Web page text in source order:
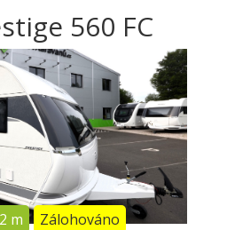
560 FC
m Zálohováno